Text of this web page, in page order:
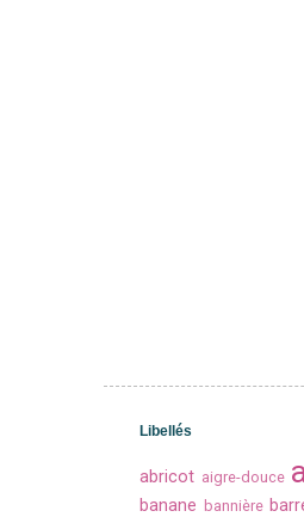
Libellés
abricot aigre-douce
banane bannière